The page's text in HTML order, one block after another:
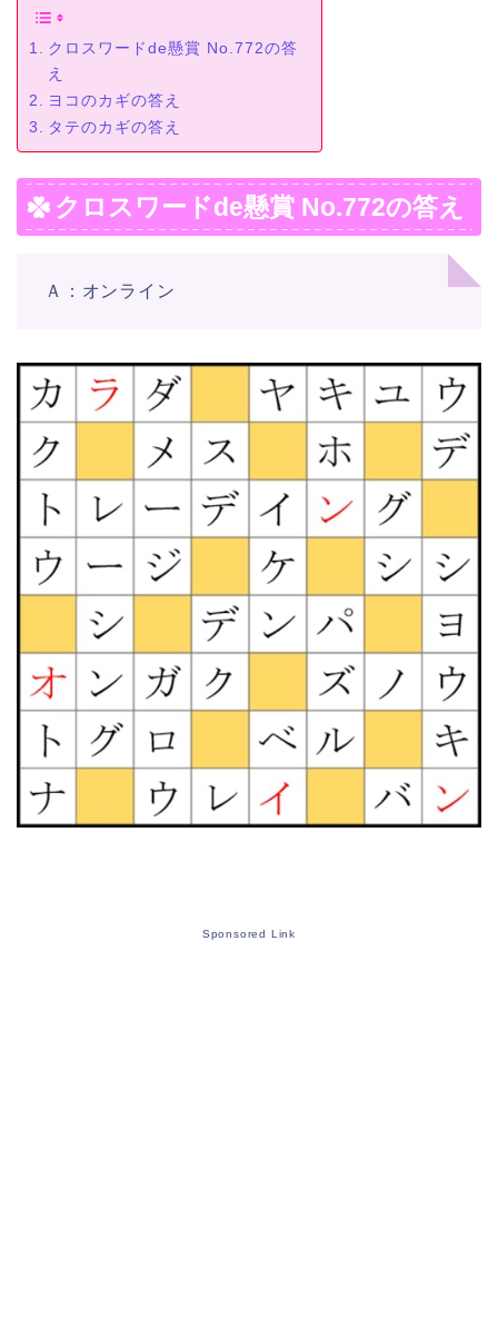
クロスワードde懸賞 No.772の答
え
ヨコのカギの答え
タテのカギの答え
クロスワードde懸賞 No.772の答え
Ａ：オンライン
Sponsored Link